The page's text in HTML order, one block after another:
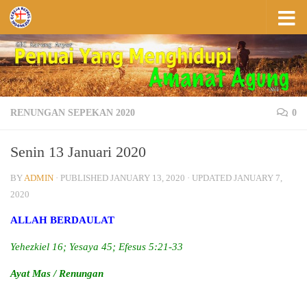
Skip to content
RENUNGAN SEPEKAN 2020 0
Senin 13 Januari 2020
BYADMIN · PUBLISHED JANUARY 13, 2020 · UPDATED JANUARY 7,
2020
ALLAH BERDAULAT
Yehezkiel 16; Yesaya 45; Efesus 5:21-33
Ayat Mas / Renungan